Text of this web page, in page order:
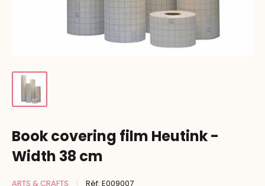
Book covering film Heutink -
Width 38 cm
ARTS & CRAFTS Réf: E009007